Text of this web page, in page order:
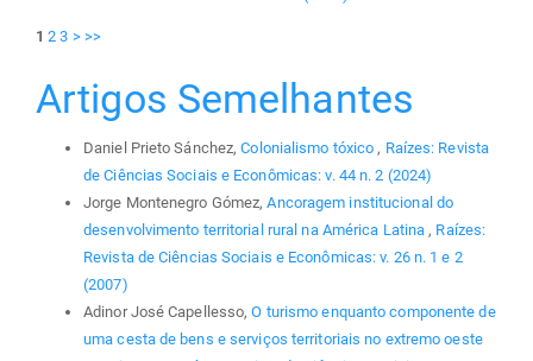
1 2 3 > >>
Artigos Semelhantes
Daniel Prieto Sánchez,Colonialismo tóxico, Raízes: Revista
de Ciências Sociais e Econômicas: v. 44 n. 2 (2024)
Jorge Montenegro Gómez,Ancoragem institucional do
desenvolvimento territorial rural na América Latina, Raízes:
Revista de Ciências Sociais e Econômicas: v. 26 n. 1 e 2
(2007)
Adinor José Capellesso,O turismo enquanto componente de
uma cesta de bens e serviços territoriais no extremo oeste